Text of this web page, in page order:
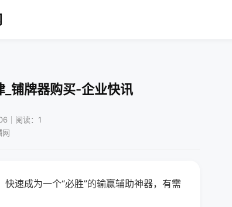
铺牌器购买-企业快讯
｜阅读：1
网
速成为一个“必胜”的输赢辅助神器，有需